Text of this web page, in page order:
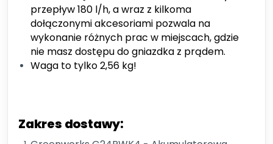
przepływ 180 l/h, a wraz z kilkoma
dołączonymi akcesoriami pozwala na
wykonanie różnych prac w miejscach, gdzie
nie masz dostępu do gniazdka z prądem.
Waga to tylko 2,56 kg!
Zakres dostawy: